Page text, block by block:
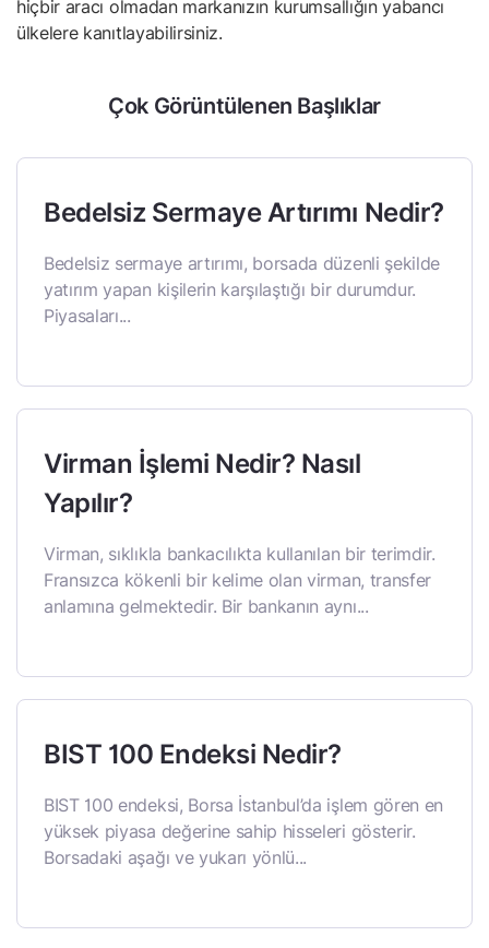
hiçbir aracı olmadan markanızın kurumsallığın yabancı
ülkelere kanıtlayabilirsiniz.
Çok Görüntülenen Başlıklar
Bedelsiz Sermaye Artırımı Nedir?
Bedelsiz sermaye artırımı, borsada düzenli şekilde
yatırım yapan kişilerin karşılaştığı bir durumdur.
Piyasaları...
Virman İşlemi Nedir? Nasıl
Yapılır?
Virman, sıklıkla bankacılıkta kullanılan bir terimdir.
Fransızca kökenli bir kelime olan virman, transfer
anlamına gelmektedir. Bir bankanın aynı...
BIST 100 Endeksi Nedir?
BIST 100 endeksi, Borsa İstanbul’da işlem gören en
yüksek piyasa değerine sahip hisseleri gösterir.
Borsadaki aşağı ve yukarı yönlü...